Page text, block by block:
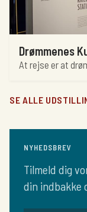
Drømmenes
At rejse er at
SE ALLE
NYHEDSBREV
Tilmeld dig
din indbakke